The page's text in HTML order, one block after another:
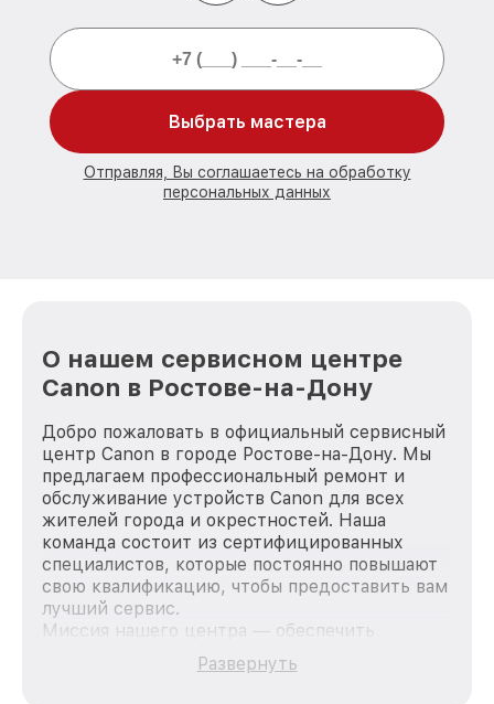
Выбрать мастера
Отправляя, Вы соглашаетесь на обработку
персональных данных
О нашем сервисном центре
Canon в Ростове-на-Дону
Добро пожаловать в официальный сервисный
центр Canon в городе Ростове-на-Дону. Мы
предлагаем профессиональный ремонт и
обслуживание устройств Canon для всех
жителей города и окрестностей. Наша
команда состоит из сертифицированных
специалистов, которые постоянно повышают
свою квалификацию, чтобы предоставить вам
лучший сервис.
Миссия нашего центра — обеспечить
качественный и доступный ремонт для
каждого пользователя продукции Canon, вне
Развернуть